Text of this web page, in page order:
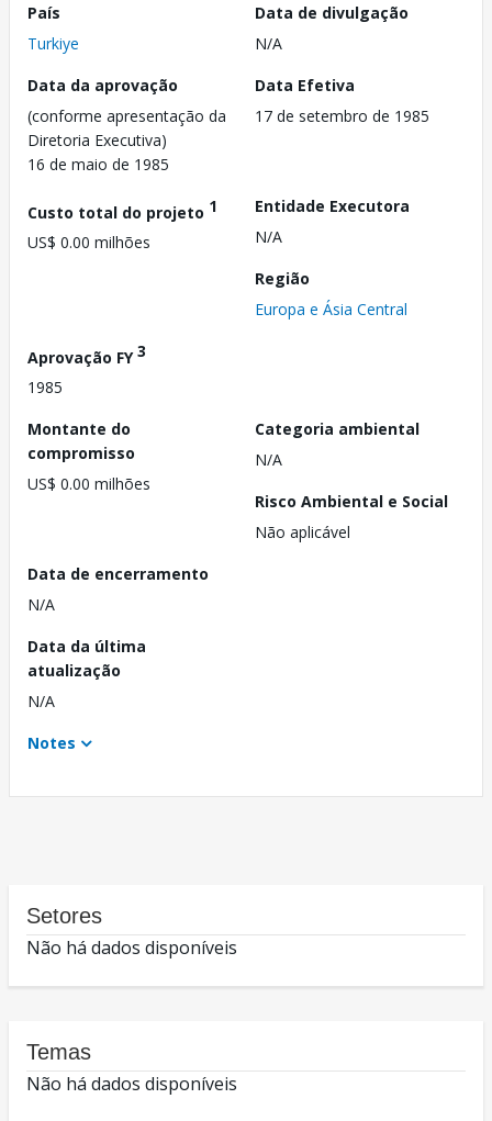
País
Turkiye
Data de divulgação
N/A
Data da aprovação
(conforme apresentação da
Diretoria Executiva)
16 de maio de 1985
Data Efetiva
17 de setembro de 1985
Custo total do projeto 1
US$ 0.00 milhões
Entidade Executora
N/A
Região
Europa e Ásia Central
Aprovação FY3
1985
Montante do
compromisso
US$ 0.00 milhões
Categoria ambiental
N/A
Risco Ambiental e Social
Não aplicável
Data de encerramento
N/A
Data da última
atualização
N/A
Notes
Setores
Não há dados disponíveis
Temas
Não há dados disponíveis